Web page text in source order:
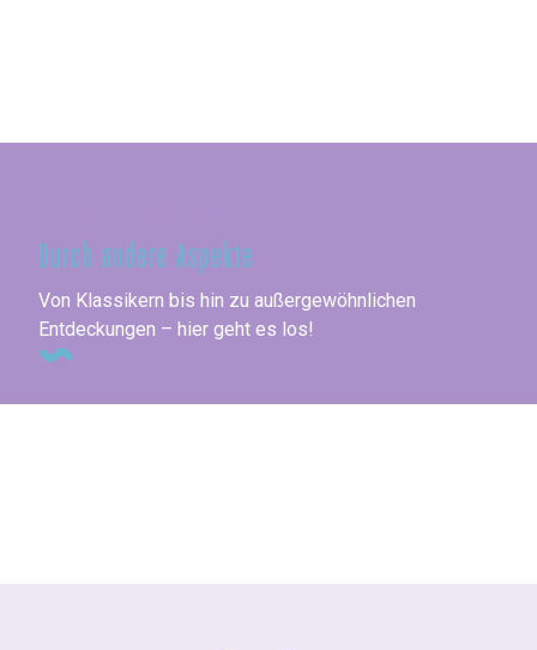
Durch andere Aspekte
Von Klassikern bis hin zu außergewöhnlichen
Entdeckungen – hier geht es los!